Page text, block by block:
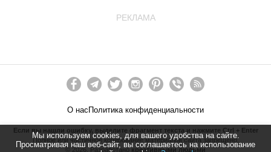
Мы используем cookies, для вашего удобства на сайте.
Просматривая наш веб-сайт, вы соглашаетесь на использование
РЕКЛАМА
О насПолитика конфиденциальности
Если вы нашли ошибку, выделите фрагмент текста и нажмите Ctrl + Enter
Полное или частичное копирование материалов сайта запрещено.
©2026 . Разработанокреативными людьми